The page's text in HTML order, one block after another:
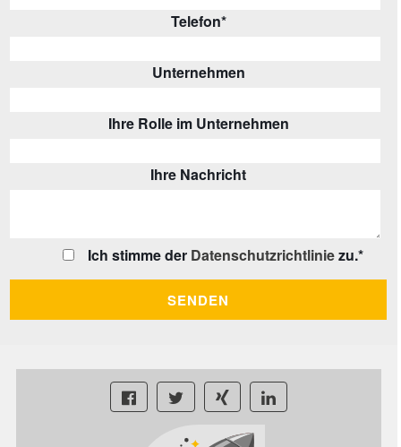
Telefon*
Unternehmen
Ihre Rolle im Unternehmen
Ihre Nachricht
Ich stimme der Datenschutzrichtliniezu.*